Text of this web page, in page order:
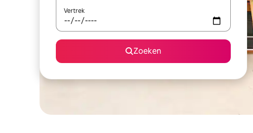
Vertrek
Zoeken